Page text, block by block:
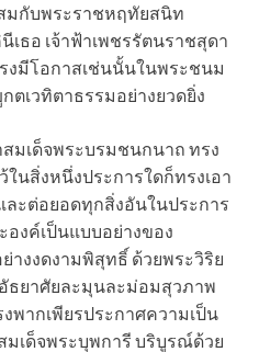
มกับพระราชหฤทัยสนิท
เธอ เจ้าฟ้าเพชรรัตนราชสุดา
มีโอกาสเช่นนั้นในพระชนม
เวทิตาธรรมอย่างยวดยิ่ง
มเด็จพระบรมชนกนาถ ทรง
นสิ่งหนึ่งประการใดก็ทรงเอา
ะต่อยอดทุกสิ่งอันในประการ
องค์เป็นแบบอย่างของ
างงดงามพิสุทธิ์ ด้วยพระวิริย
ยาศัยละมุนละม่อมสุวภาพ
พากเพียรประกาศความเป็น
เด็จพระบุพการี บริบูรณ์ด้วย